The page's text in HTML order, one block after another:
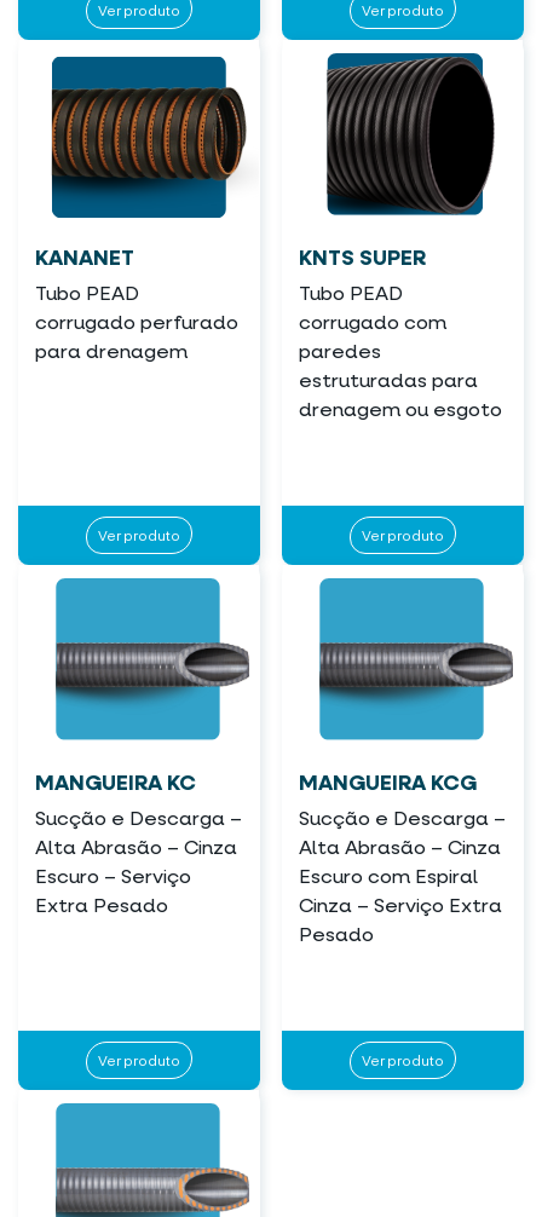
Ver produto Ver produto
KANANET
Tubo PEAD
corrugado perfurado
para drenagem
Ver produto
KNTS SUPER
Tubo PEAD
corrugado com
paredes
estruturadas para
drenagem ou esgoto
Ver produto
MANGUEIRA KC
Sucção e Descarga –
Alta Abrasão – Cinza
Escuro – Serviço
Extra Pesado
Ver produto
MANGUEIRA KCG
Sucção e Descarga –
Alta Abrasão – Cinza
Escuro com Espiral
Cinza – Serviço Extra
Pesado
Ver produto